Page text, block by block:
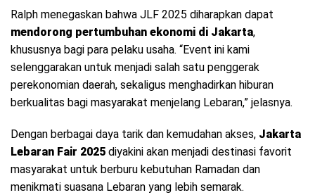
Ralph menegaskan bahwa JLF 2025 diharapkan dapat
mendorong pertumbuhan ekonomi di Jakarta,
khususnya bagi para pelaku usaha. “Event ini kami
selenggarakan untuk menjadi salah satu penggerak
perekonomian daerah, sekaligus menghadirkan hiburan
berkualitas bagi masyarakat menjelang Lebaran,” jelasnya.
Dengan berbagai daya tarik dan kemudahan akses, Jakarta
Lebaran Fair 2025 diyakini akan menjadi destinasi favorit
masyarakat untuk berburu kebutuhan Ramadan dan
menikmati suasana Lebaran yang lebih semarak.